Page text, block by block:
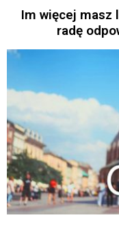
Im więcej masz
radę